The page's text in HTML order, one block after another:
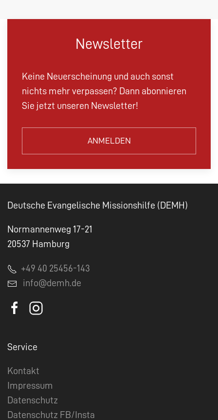
Newsletter
Keine Neuerscheinung und auch sonst
nichts mehr verpassen? Dann abonnieren
Sie jetzt unseren Newsletter!
ANMELDEN
Deutsche Evangelische Missionshilfe (DEMH)
Normannenweg 17-21
20537 Hamburg
+49 40 25456-143
info@demh.de
Service
Kontakt
Impressum
Datenschutz
Datenschutz FB/Insta